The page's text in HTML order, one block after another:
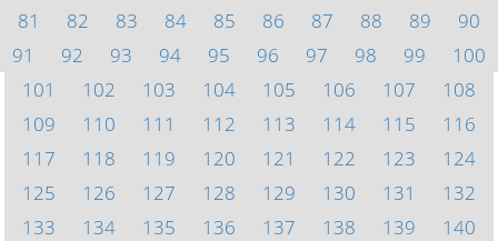
81
82 83 84 85 86 87 88 89
90
91
92 93 94 95 96 97 98 99
100
101
102 103 104 105 106 107
108
109
110 111 112 113 114 115
116
117
118 119 120 121 122 123
124
125
126 127 128 129 130 131
132
133
134 135 136 137 138 139
140